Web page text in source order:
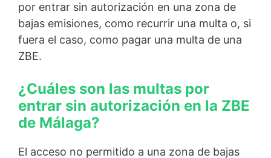
por entrar sin autorización en una zona de
bajas emisiones, como recurrir una multa o, si
fuera el caso, como pagar una multa de una
ZBE.
¿Cuáles son las multas por
entrar sin autorización en la ZBE
de Málaga?
El acceso no permitido a una zona de bajas